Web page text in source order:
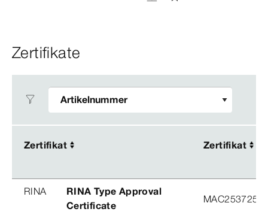
Zertifikate
Zertifikat Zertifikat
Zertifikat Zertifikat
RINA
RINA Type Approval
Certificate